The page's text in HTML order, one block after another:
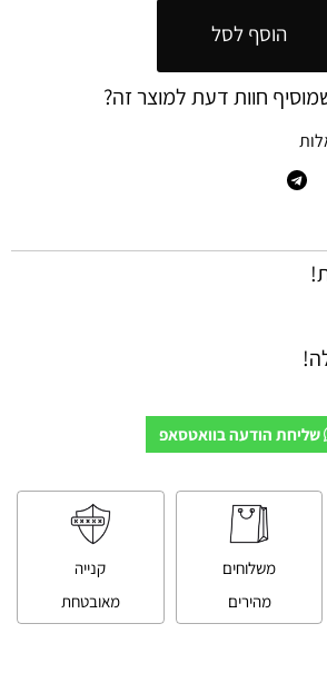
הוסף לסל
חוות דעת למוצר זה?
שליחת הודעה בוואטסאפ
משלוחים
מהירים
קנייה
מאובטחת